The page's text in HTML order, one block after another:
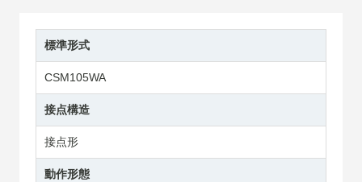
標準形式
CSM105WA
接点構造
接点形
動作形態